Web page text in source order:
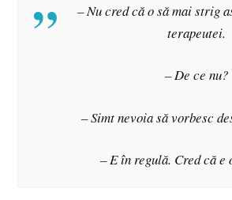
– Nu cred că o să mai strig
terapeutei.
– De ce nu?
– Simt nevoia să vorbesc
– E în regulă. Cred că e